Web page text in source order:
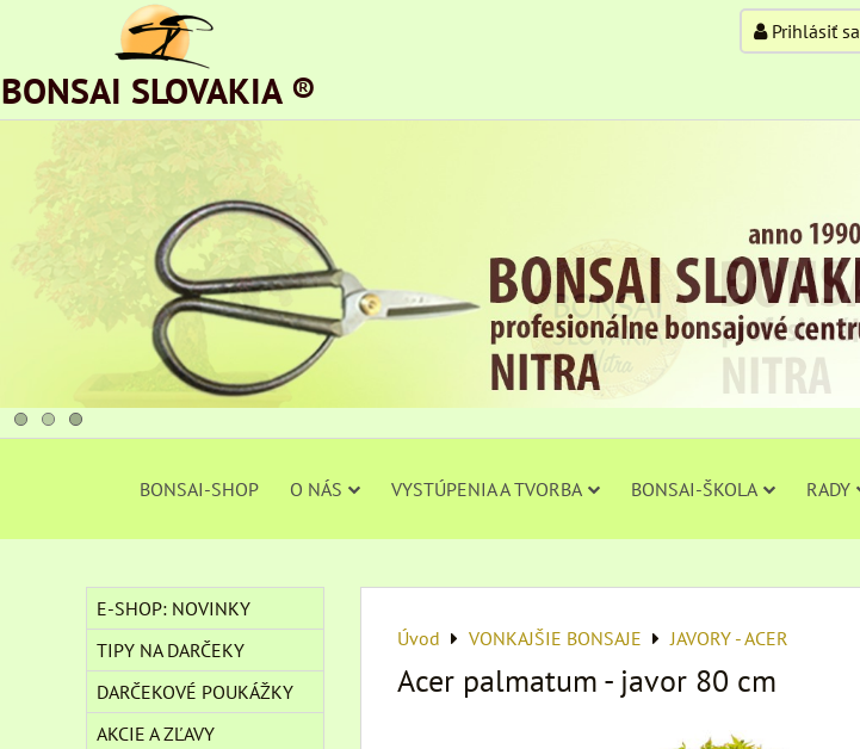
BONSAI SLOVAKIA ®
Prihlásiť sa
BONSAI-SHOP O NÁS VYSTÚPENIA A TVORBA BONSAI-ŠKOLA RADY
Úvod VONKAJŠIE BONSAJE JAVORY - ACER
Acer palmatum - javor 80 cm
E-SHOP: NOVINKY
TIPY NA DARČEKY
DARČEKOVÉ POUKÁŽKY
AKCIE A ZĽAVY